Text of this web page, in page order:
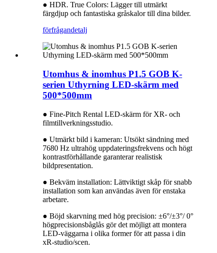
● HDR. True Colors: Lägger till utmärkt
färgdjup och fantastiska gråskalor till dina bilder.
förfrågandetalj
Utomhus & inomhus P1.5 GOB K-
serien Uthyrning LED-skärm med
500*500mm
● Fine-Pitch Rental LED-skärm för XR- och
filmtillverkningsstudio.
● Utmärkt bild i kameran: Utsökt sändning med
7680 Hz ultrahög uppdateringsfrekvens och högt
kontrastförhållande garanterar realistisk
bildpresentation.
● Bekväm installation: Lättviktigt skåp för snabb
installation som kan användas även för enstaka
arbetare.
● Böjd skarvning med hög precision: ±6°/±3°/ 0°
högprecisionsbåglås gör det möjligt att montera
LED-väggarna i olika former för att passa i din
xR-studio/scen.